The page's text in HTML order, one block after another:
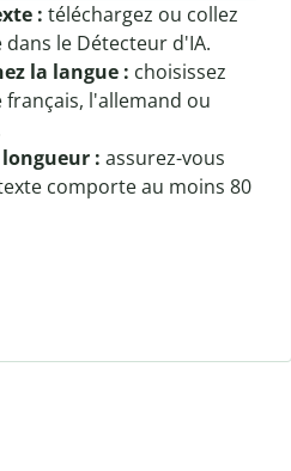
: téléchargez ou collez
le Détecteur d'IA.
la langue : choisissez
français, l'allemand ou
: assurez-vous
comporte au moins 80